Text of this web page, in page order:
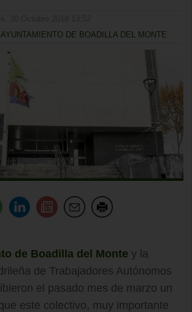
AYUNTAMIENTO DE BOADILLA DEL MONTE
de Boadilla del Monte y la
de Trabajadores Autónomos
el pasado mes de marzo un
este colectivo, muy importante